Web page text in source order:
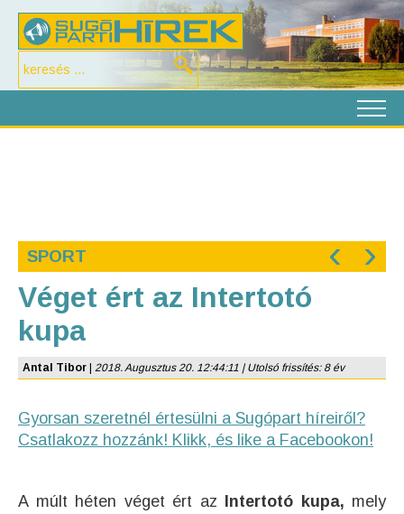
SPORT ‹ ›
Véget ért az Intertotó
kupa
Antal Tibor 2018. Augusztus 20. 12:44:11 | Utolsó frissítés: 8 év
Gyorsan szeretnél értesülni a Sugópart híreiről?
Csatlakozz hozzánk! Klikk, és like a Facebookon!
A múlt héten véget ért az Intertotó kupa, mely